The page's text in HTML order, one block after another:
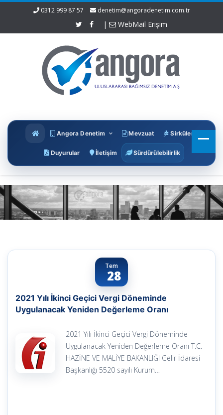
0312 999 87 57 denetim@angoradenetim.com.tr
| WebMail Erişim
Angora Denetim Mevzuat Sirküler
Duyurular İletişim Sürdürülebilirlik
Tem
28
2021 Yılı İkinci Geçici Vergi Döneminde
Uygulanacak Yeniden Değerleme Oranı
2021 Yılı İkinci Geçici Vergi Döneminde
Uygulanacak Yeniden Değerleme Oranı T.C.
HAZİNE VE MALİYE BAKANLIĞI Gelir İdaresi
Başkanlığı 5520 sayılı Kurum…